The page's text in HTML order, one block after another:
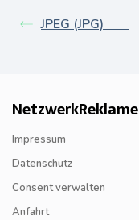
JPEG (JPG)
NetzwerkReklame
Impressum
Datenschutz
Consent verwalten
Anfahrt